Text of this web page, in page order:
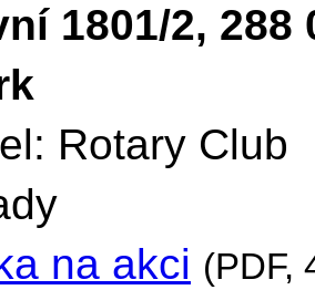
1801/2, 288
Rotary Club
na akci (PDF,